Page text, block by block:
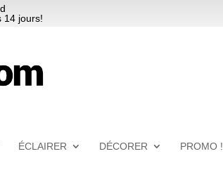
14 jours!
ÉCLAIRER DÉCORER PROMO !